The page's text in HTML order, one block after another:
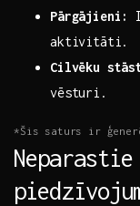
Pārgājieni:
aktivitāti.
Cilvēku
vēsturi.
*Šis ​saturs ir